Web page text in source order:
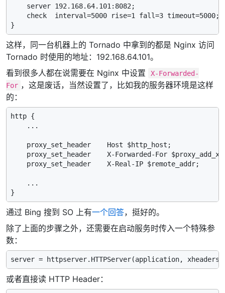
    server 192.168.64.101:8082;
    check  interval=5000 rise=1 fall=3 timeout=5000;
这样，同一台机器上的 Tornado 中拿到的都是 Nginx 访问
Tornado 时使用的地址：192.168.64.101。
看到很多人都在说需要在 Nginx 中设置
X-Forwarded-
For ，这是废话，当然设置了，比如我的服务器环境是这样
的：
http {
    ...
    proxy_set_header    Host $http_host;
proxy_set_header    X-Forwarded-For
    proxy_set_header    X-Real-IP $remote_addr;
    ...
通过 Bing 搜到 SO 上有一个回答，挺好的。
除了上面的步骤之外，还需要在启动服务时传入一个特殊参
数：
server = httpserver.HTTPServer(application, xheaders=
或者直接读 HTTP Header：